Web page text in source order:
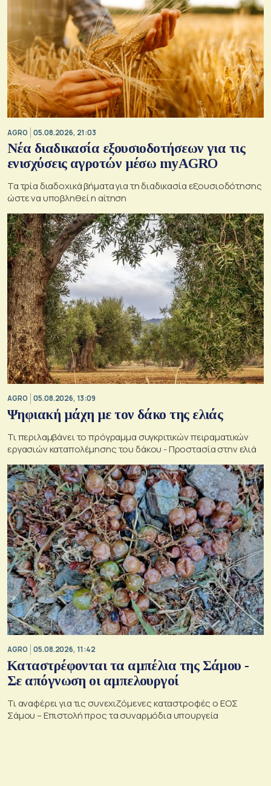
AGRO 05.08.2026, 21:03
Νέα διαδικασία εξουσιοδοτήσεων για τις
ενισχύσεις αγροτών μέσω myAGRO
Τα τρία διαδοχικά βήματα για τη διαδικασία εξουσιοδότησης
ώστε να υποβληθεί η αίτηση
AGRO 05.08.2026, 13:09
Ψηφιακή μάχη με τον δάκο της ελιάς
Τι περιλαμβάνει το πρόγραμμα συγκριτικών πειραματικών
εργασιών καταπολέμησης του δάκου - Προστασία στην ελιά
AGRO 05.08.2026, 11:42
Καταστρέφονται τα αμπέλια της Σάμου -
Σε απόγνωση οι αμπελουργοί
Τι αναφέρει για τις συνεχιζόμενες καταστροφές ο ΕΟΣ
Σάμου – Επιστολή προς τα συναρμόδια υπουργεία